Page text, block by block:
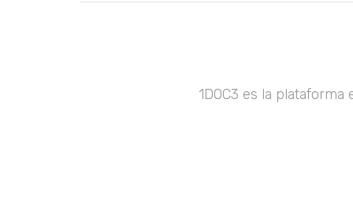
1DOC3 es la